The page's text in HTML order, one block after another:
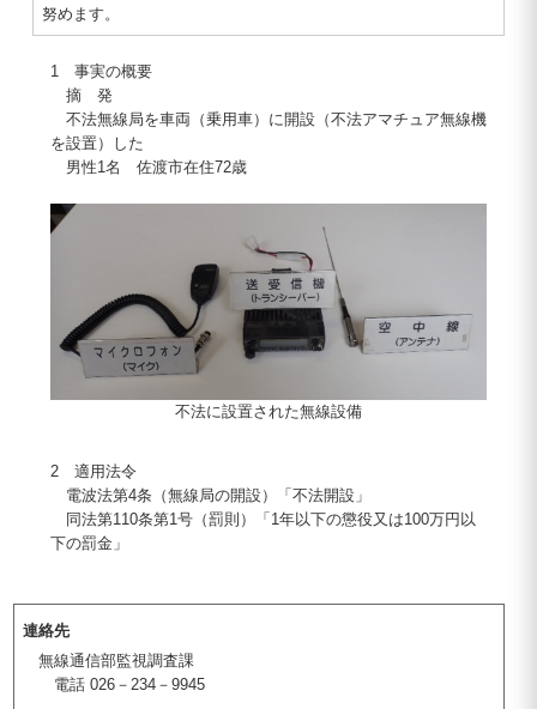
努めます。
1 事実の概要
摘 発
不法無線局を車両（乗用車）に開設（不法アマチュア無線機
を設置）した
男性1名 佐渡市在住72歳
不法に設置された無線設備
2 適用法令
電波法第4条（無線局の開設）「不法開設」
同法第110条第1号（罰則）「1年以下の懲役又は100万円以
下の罰金」
連絡先
無線通信部監視調査課
電話 026－234－9945